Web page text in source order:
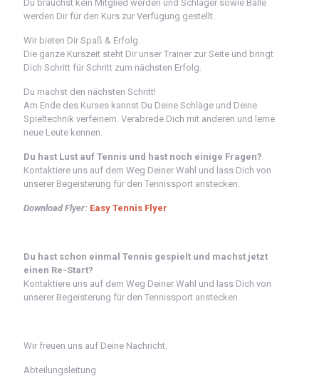
Du brauchst kein Mitglied werden und Schläger sowie Bälle
werden Dir für den Kurs zur Verfügung gestellt.
Wir bieten Dir Spaß & Erfolg.
Die ganze Kurszeit steht Dir unser Trainer zur Seite und bringt
Dich Schritt für Schritt zum nächsten Erfolg.
Du machst den nächsten Schritt!
Am Ende des Kurses kannst Du Deine Schläge und Deine
Spieltechnik verfeinern. Verabrede Dich mit anderen und lerne
neue Leute kennen.
Du hast Lust auf Tennis und hast noch einige Fragen?
Kontaktiere uns auf dem Weg Deiner Wahl und lass Dich von
unserer Begeisterung für den Tennissport anstecken.
Download Flyer: Easy Tennis Flyer
Du hast schon einmal Tennis gespielt und machst jetzt
einen Re-Start?
Kontaktiere uns auf dem Weg Deiner Wahl und lass Dich von
unserer Begeisterung für den Tennissport anstecken.
Wir freuen uns auf Deine Nachricht.
Abteilungsleitung